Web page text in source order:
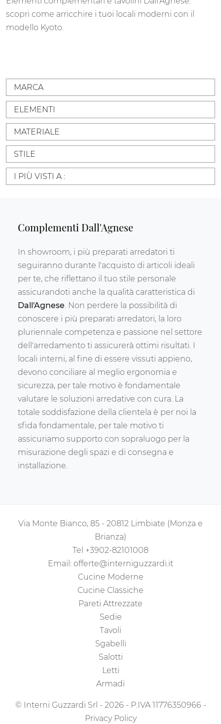
scopri come arricchire i tuoi locali moderni con il
modello Kyoto.
MARCA
ELEMENTI
MATERIALE
STILE
I PIÙ VISTI A :
Complementi Dall'Agnese
In showroom, i più preparati arredatori ti
seguiranno durante l'acquisto di articoli ideali
per te, che riflettano il tuo stile personale
assicurandoti anche la qualità caratteristica di
Dall'Agnese. Non perdere la possibilità di
conoscere i più preparati arredatori, la loro
pluriennale competenza e passione nel settore
dell'arredamento ti assicurerà ottimi risultati. I
locali interni, al fine di essere vissuti appieno,
devono conciliare al meglio ergonomia e
sicurezza, per tale motivo è fondamentale
valutare le soluzioni arredative con cura. La
totale soddisfazione della clientela è per noi la
sfida fondamentale, per tale motivo ti
assicuriamo supporto con sopraluogo per la
misurazione degli spazi e di consegna e
installazione.
Via Monte Bianco, 85 - 20812 Limbiate (Monza e
Brianza)
Tel +3902-82101008
Email: offerte@interniguzzardi.it
Cucine Moderne
Cucine Classiche
Pareti Attrezzate
Sedie
Tavoli
Sgabelli
Salotti
Letti
Armadi
© Interni Guzzardi Srl - 2026 - P.IVA 11776350966 -
Privacy Policy